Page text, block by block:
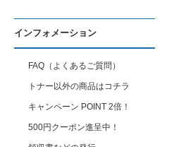
インフォメーション
FAQ（よくあるご質問）
トナー以外の商品はコチラ
キャンペーン POINT 2倍！
500円クーポン進呈中！